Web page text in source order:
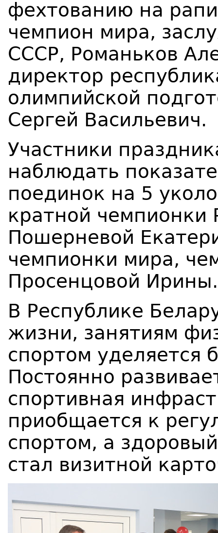
фехтованию на
чемпион мира,
СССР, Романьков
директор
олимпийской
Сергей Васильевич.
Участники
наблюдать
поединок на 5
кратной чемпионки
Пошерневой
чемпионки мира,
Просенцовой Ирины.
В Республике
жизни, занятиям
спортом уделяется
Постоянно
спортивная
приобщается к
спортом, а
стал визитной